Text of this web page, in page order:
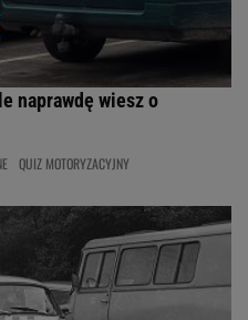
naprawdę wiesz o
QUIZ MOTORYZACYJNY